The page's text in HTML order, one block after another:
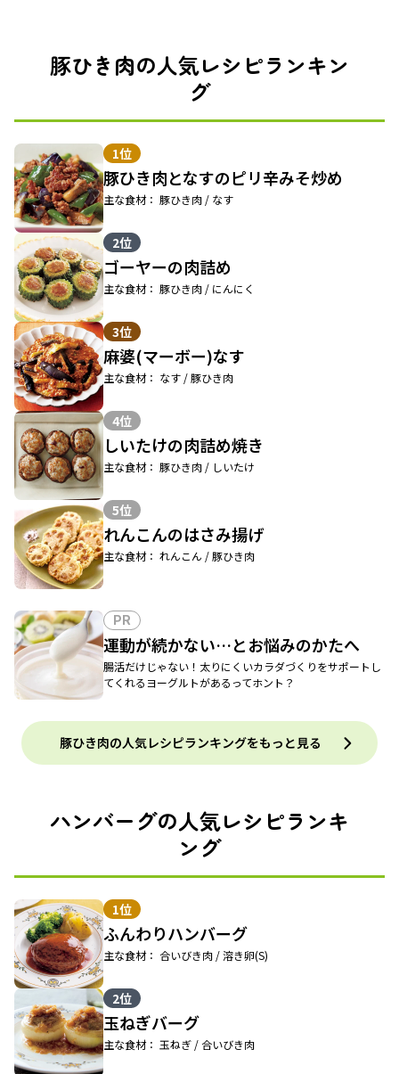
豚ひき肉の人気レシピランキン
グ
1位
豚ひき肉となすのピリ辛みそ炒め
主な食材： 豚ひき肉 / なす
2位
ゴーヤーの肉詰め
主な食材： 豚ひき肉 / にんにく
3位
麻婆(マーボー)なす
主な食材： なす / 豚ひき肉
4位
しいたけの肉詰め焼き
主な食材： 豚ひき肉 / しいたけ
5位
れんこんのはさみ揚げ
主な食材： れんこん / 豚ひき肉
PR
運動が続かない…とお悩みのかたへ
腸活だけじゃない！太りにくいカラダづくりをサポートし
てくれるヨーグルトがあるってホント？
豚ひき肉の人気レシピランキングをもっと見る
ハンバーグの人気レシピランキ
ング
1位
ふんわりハンバーグ
主な食材： 合いびき肉 / 溶き卵(S)
2位
玉ねぎバーグ
主な食材： 玉ねぎ / 合いびき肉